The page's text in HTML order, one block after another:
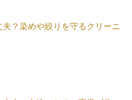
？染めや絞りを守るクリーニ